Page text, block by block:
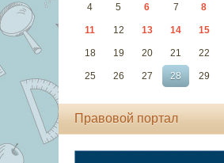
4 5 6 7 8
11 12 13 14 15
18 19 20 21 22
25 26 27 28 29
Правовой портал